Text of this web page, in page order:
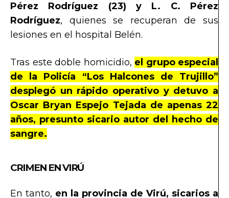
Pérez Rodríguez (23) y L. C. Pérez
Rodríguez, quienes se recuperan de sus
lesiones en el hospital Belén.
Tras este doble homicidio, el grupo especial
de la Policía “Los Halcones de Trujillo”
desplegó un rápido operativo y detuvo a
Oscar Bryan Espejo Tejada de apenas 22
años, presunto sicario autor del hecho de
sangre.
CRIMEN EN VIRÚ
En tanto, en la provincia de Virú, sicarios a